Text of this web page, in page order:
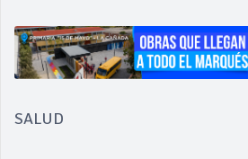
SALUD